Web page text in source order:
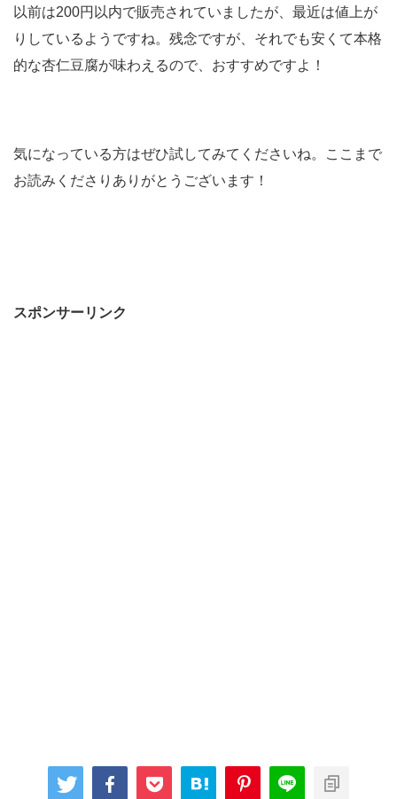
以前は200円以内で販売されていましたが、最近は値上が
りしているようですね。残念ですが、それでも安くて本格
的な杏仁豆腐が味わえるので、おすすめですよ！
気になっている方はぜひ試してみてくださいね。ここまで
お読みくださりありがとうございます！
スポンサーリンク